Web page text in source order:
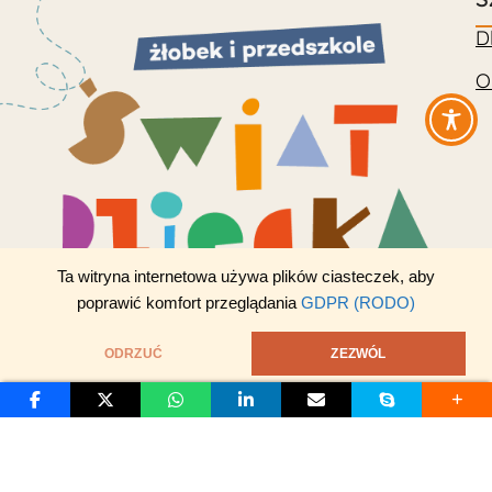
Ta witryna internetowa używa plików ciasteczek, aby
poprawić komfort przeglądania GDPR (RODO)
ODRZUĆ ZEZWÓL